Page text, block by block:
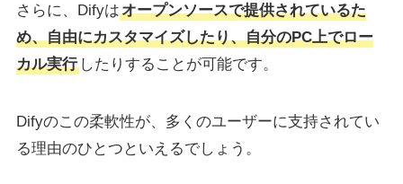
さらに、Difyはオープンソースで提供されているた
め、自由にカスタマイズしたり、自分のPC上でロー
カル実行したりすることが可能です。
Difyのこの柔軟性が、多くのユーザーに支持されてい
る理由のひとつといえるでしょう。